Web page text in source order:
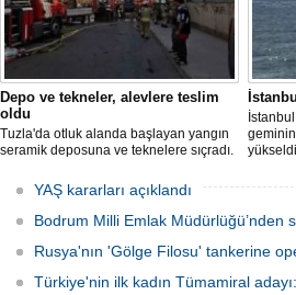
Depo ve tekneler, alevlere teslim
oldu
Tuzla'da otluk alanda başlayan yangın
seramik deposuna ve teknelere sıçradı.
alevleri kontrol altına aldı.
YAŞ kararları açıklandı
Bodrum Milli Emlak Müdürlüğü’nden
Rusya'nın 'Gölge Filosu' tankerine
Türkiye'nin ilk kadın Tümamiral